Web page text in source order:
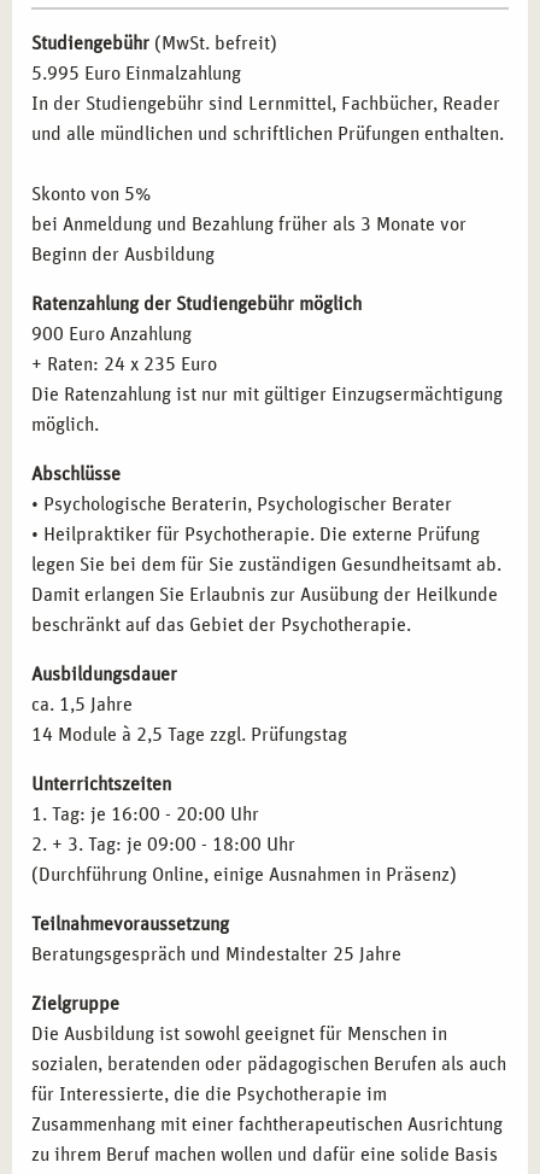
psychotherapeutische Ansätze in ihre Arbeit integrieren
wollen.
Pädagogische Fachkräfte:
Kompetenzen im Umgang mit psychischen Belastungen
vertiefen wollen.
gründen möchten.
Quereinsteiger:Interessierte, die eine neue berufliche
Perspektive im Gesundheitswesen suchen.
BERUFLICHE PERSPEKTIVEN NACH DER
AUSBILDUNG IN MÜNCHEN
Nach Abschluss Ihrer Ausbildung stehen Ihnen in München
zahlreiche berufliche Möglichkeiten offen. Nutzen Sie Ihre
Eigene Praxis: Aufbau einer selbstständigen Tätigkeit
mit flexiblen Arbeitszeiten.
Therapie- und Gesundheitszentren: Mitarbeit in
sozialen Einrichtungen und Rehabilitationszentren.
Coaching und Beratung: Durchführung von Seminaren
Weiterbildung und Spezialisierung:
Bereichen wie Verhaltenstherapie, Traumatherapie oder
Kinder- und Jugendtherapie.
Lehrtätigkeit:Weitergabe Ihres Wissens in der
Erwachsenenbildung oder als Dozent.
QUALIFIKATIONEN NACH IHRER AUSBILDUNG
Mit erfolgreichem Abschluss können Sie folgende
Heilpraktiker für Psychotherapie:Zulassung zur
therapeutischen Arbeit nach bestandener Prüfung.
Psychologischer Berater:Kompetenzen zur
psychologischen Betreuung und Beratung.
Therapierichtungen und Modelle
Psychoanalyse (Freud)
Analytische Psychologie (Jung)
Individualpsychologie (Adler)
Gesprächstherapie (Rogers)
Systemische Therapie
Gestalttherapie (Perls)
Transaktionsanalyse (Berne)
Körpertherapeutische Verfahren
Kreativtherapeutische Verfahren
Kinder- und Jugendtherapie
Psychopathologie: Psychische Störungen
Psychischer und psychopathologischer Befund
Organisch bedingte Störungen
Substanzinduzierte Störungen
Schizophrenien
Aﬀektive Störungen
Neurotische Störungen
Persönlichkeitsstörungen
Intelligenzminderung
Entwicklungsstörungen
Störungen in Kindheit und Jugend
Prüfungstraining für die amtsärztliche Überprüfung
Gesetzeskunde
Therapieanträge
Inhalte der Fortbildung
Studiengebühr (MwSt. befreit)
5.995 Euro Einmalzahlung
In der Studiengebühr sind Lernmittel, Fachbücher, Reader
und alle mündlichen und schriftlichen Prüfungen enthalten.
Skonto von 5%
bei Anmeldung und Bezahlung früher als 3 Monate vor
Beginn der Ausbildung
Ratenzahlung der Studiengebühr möglich
900 Euro Anzahlung
+ Raten: 24 x 235 Euro
Die Ratenzahlung ist nur mit gültiger Einzugsermächtigung
möglich.
Abschlüsse
• Psychologische Beraterin, Psychologischer Berater
• Heilpraktiker für Psychotherapie. Die externe Prüfung
legen Sie bei dem für Sie zuständigen Gesundheitsamt ab.
Damit erlangen Sie Erlaubnis zur Ausübung der Heilkunde
beschränkt auf das Gebiet der Psychotherapie.
Ausbildungsdauer
ca. 1,5 Jahre
14 Module à 2,5 Tage zzgl. Prüfungstag
Unterrichtszeiten
1. Tag: je 16:00 - 20:00 Uhr
2. + 3. Tag: je 09:00 - 18:00 Uhr
(Durchführung Online, einige Ausnahmen in Präsenz)
Teilnahmevoraussetzung
Beratungsgespräch und Mindestalter 25 Jahre
Zielgruppe
Die Ausbildung ist sowohl geeignet für Menschen in
sozialen, beratenden oder pädagogischen Berufen als auch
für Interessierte, die die Psychotherapie im
Zusammenhang mit einer fachtherapeutischen Ausrichtung
zu ihrem Beruf machen wollen und dafür eine solide Basis